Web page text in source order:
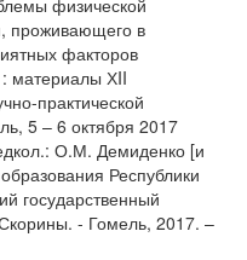
физической
проживающего в
факторов
материалы ХII
практической
5 – 6 октября 2017
О.М. Демиденко [и
Республики
государственный
- Гомель, 2017. –